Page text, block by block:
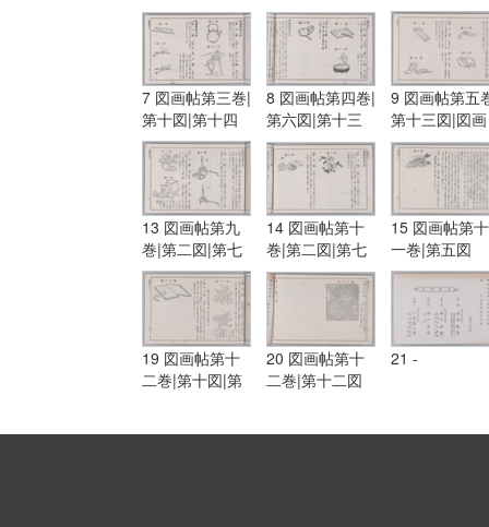
図
7 図画帖第三巻|
第十図|第十四
図|図画帖第四
巻|第一図|第三
8 図画帖第四巻|
第六図|第十三
図|第十五図
9 図画帖第五
第十三図|図画
帖第六巻|第一
図|第五図
13 図画帖第九
巻|第二図|第七
図|第八図
14 図画帖第十
巻|第二図|第七
図
15 図画帖第十
一巻|第五図
19 図画帖第十
二巻|第十図|第
20 図画帖第十
二巻|第十二図
21 -